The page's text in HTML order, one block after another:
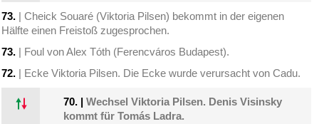
73. | Cheick Souaré (Viktoria Pilsen) bekommt in der eigenen
Hälfte einen Freistoß zugesprochen.
73. | Foul von Alex Tóth (Ferencváros Budapest).
72. | Ecke Viktoria Pilsen. Die Ecke wurde verursacht von Cadu.
70. |Wechsel Viktoria Pilsen. Denis Visinsky
kommt für Tomás Ladra.